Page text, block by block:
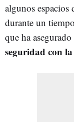
algunos espacios
durante un
que ha
seguridad con